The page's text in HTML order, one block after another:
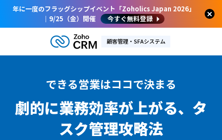
年に一度のフラッグシップイベント「Zoholics Japan 2026」
｜9/25（金）開催
今すぐ無料登録
顧客管理・SFAシステム
できる営業はココで決まる
劇的に業務効率が上がる、 タ
スク管理攻略法